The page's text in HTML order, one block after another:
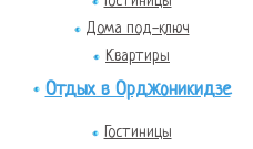
Дома под-ключ
Квартиры
Отдых в Орджоникидзе
Гостиницы